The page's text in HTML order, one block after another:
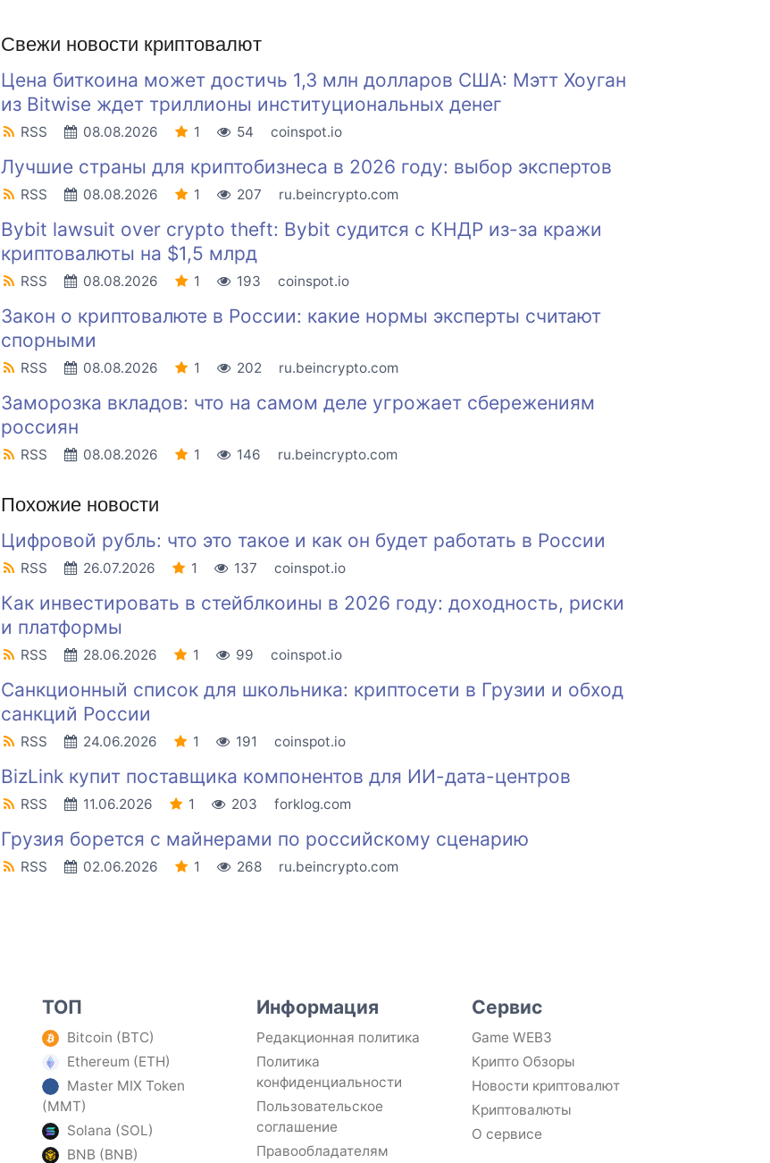
Свежи новости криптовалют
Цена биткоина может достичь 1,3 млн долларов США: Мэтт Хоуган
из Bitwise ждет триллионы институциональных денег
RSS 08.08.2026 1 54 coinspot.io
Лучшие страны для криптобизнеса в 2026 году: выбор экспертов
RSS 08.08.2026 1 207 ru.beincrypto.com
Bybit lawsuit over crypto theft: Bybit судится с КНДР из-за кражи
криптовалюты на $1,5 млрд
RSS 08.08.2026 1 193 coinspot.io
Закон о криптовалюте в России: какие нормы эксперты считают
спорными
RSS 08.08.2026 1 202 ru.beincrypto.com
Заморозка вкладов: что на самом деле угрожает сбережениям
россиян
RSS 08.08.2026 1 146 ru.beincrypto.com
Похожие новости
Цифровой рубль: что это такое и как он будет работать в России
RSS 26.07.2026 1 137 coinspot.io
Как инвестировать в стейблкоины в 2026 году: доходность, риски
и платформы
RSS 28.06.2026 1 99 coinspot.io
Санкционный список для школьника: криптосети в Грузии и обход
санкций России
RSS 24.06.2026 1 191 coinspot.io
BizLink купит поставщика компонентов для ИИ-дата-центров
RSS 11.06.2026 1 203 forklog.com
Грузия борется с майнерами по российскому сценарию
RSS 02.06.2026 1 268 ru.beincrypto.com
ТОП
Bitcoin (BTC)
Ethereum (ETH)
Master MIX Token
(MMT)
Solana (SOL)
BNB (BNB)
Информация
Редакционная политика
Политика
конфиденциальности
Пользовательское
соглашение
Правообладателям
Сервис
Game WEB3
Крипто Обзоры
Новости криптовалют
Криптовалюты
О сервисе